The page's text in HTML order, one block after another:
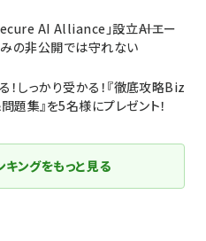
AI Alliance」設立――AIエー
みの非公開では守れない
しっかり受かる！『徹底攻略Biz
集』を5名様にプレゼント！
ングをもっと見る